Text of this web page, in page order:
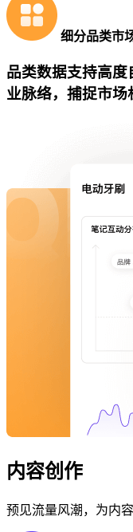
细分品类市
品类数据支持高
业脉络，捕捉市场
内容创作
预见流量风潮，为内